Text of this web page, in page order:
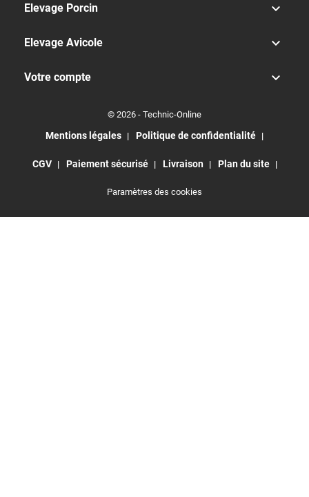
Elevage Porcin 
Elevage Avicole 
Votre compte 
© 2026 - Technic-Online
Mentions légales Politique de confidentialité
CGV Paiement sécurisé Livraison Plan du site
Paramètres des cookies